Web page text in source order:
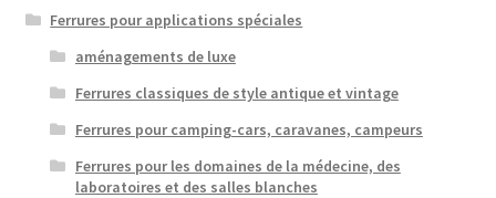
Ferrures pour applications spéciales
aménagements de luxe
Ferrures classiques de style antique et vintage
Ferrures pour camping-cars, caravanes, campeurs
Ferrures pour les domaines de la médecine, des
laboratoires et des salles blanches